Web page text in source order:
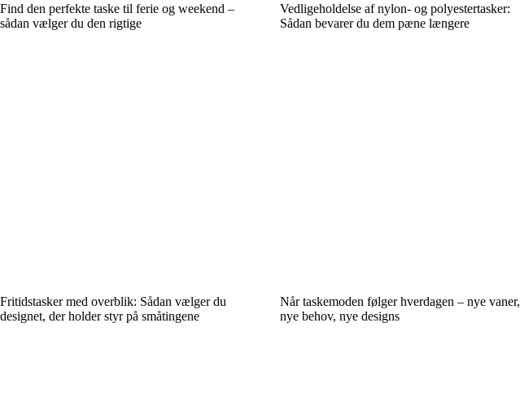
Find den perfekte taske til ferie og weekend –
sådan vælger du den rigtige
Vedligeholdelse af nylon- og polyestertasker:
Sådan bevarer du dem pæne længere
Fritidstasker med overblik: Sådan vælger du
designet, der holder styr på småtingene
Når taskemoden følger hverdagen – nye vaner,
nye behov, nye designs